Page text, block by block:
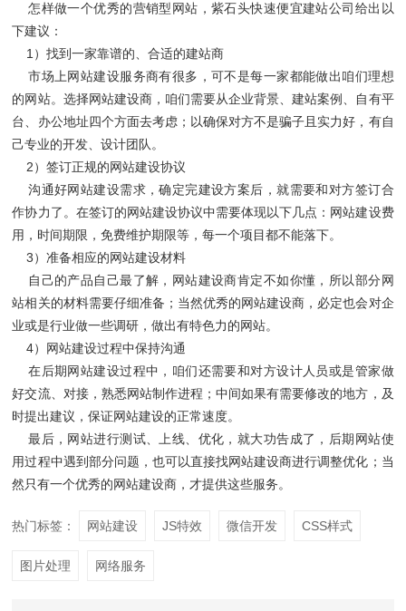
怎样做一个优秀的营销型网站，紫石头快速便宜建站公司给出以
下建议：
1）找到一家靠谱的、合适的建站商
市场上网站建设服务商有很多，可不是每一家都能做出咱们理想
的网站。选择网站建设商，咱们需要从企业背景、建站案例、自有平
台、办公地址四个方面去考虑；以确保对方不是骗子且实力好，有自
己专业的开发、设计团队。
2）签订正规的网站建设协议
沟通好网站建设需求，确定完建设方案后，就需要和对方签订合
作协力了。在签订的网站建设协议中需要体现以下几点：网站建设费
用，时间期限，免费维护期限等，每一个项目都不能落下。
3）准备相应的网站建设材料
自己的产品自己最了解，网站建设商肯定不如你懂，所以部分网
站相关的材料需要仔细准备；当然优秀的网站建设商，必定也会对企
业或是行业做一些调研，做出有特色力的网站。
4）网站建设过程中保持沟通
在后期网站建设过程中，咱们还需要和对方设计人员或是管家做
好交流、对接，熟悉网站制作进程；中间如果有需要修改的地方，及
时提出建议，保证网站建设的正常速度。
最后，网站进行测试、上线、优化，就大功告成了，后期网站使
用过程中遇到部分问题，也可以直接找网站建设商进行调整优化；当
然只有一个优秀的网站建设商，才提供这些服务。
热门标签： 网站建设 JS特效 微信开发 CSS样式
图片处理 网络服务